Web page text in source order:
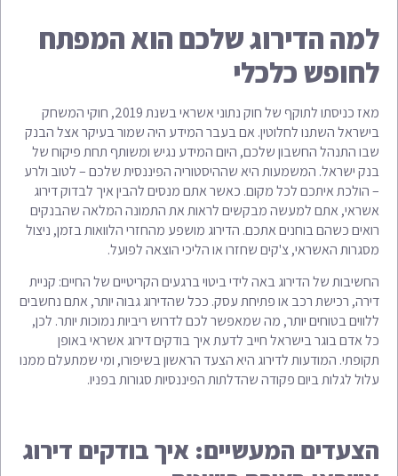
למה הדירוג שלכם הוא המפתח
לחופש כלכלי
מאז כניסתו לתוקף של חוק נתוני אשראי בשנת 2019, חוקי המשחק
בישראל השתנו לחלוטין. אם בעבר המידע היה שמור בעיקר אצל הבנק
שבו התנהל החשבון שלכם, היום המידע נגיש ומשותף תחת פיקוח של
בנק ישראל. המשמעות היא שההיסטוריה הפיננסית שלכם – לטוב ולרע
– הולכת איתכם לכל מקום. כאשר אתם מנסים להבין איך לבדוק דירוג
אשראי, אתם למעשה מבקשים לראות את התמונה המלאה שהבנקים
רואים כשהם בוחנים אתכם. הדירוג מושפע מהחזרי הלוואות בזמן, ניצול
מסגרות האשראי, צ'קים שחזרו או הליכי הוצאה לפועל.
החשיבות של הדירוג באה לידי ביטוי ברגעים הקריטיים של החיים: קניית
דירה, רכישת רכב או פתיחת עסק. ככל שהדירוג גבוה יותר, אתם נחשבים
ללווים בטוחים יותר, מה שמאפשר לכם לדרוש ריביות נמוכות יותר. לכן,
כל אדם בוגר בישראל חייב לדעת איך בודקים דירוג אשראי באופן
תקופתי. המודעות לדירוג היא הצעד הראשון בשיפורו, ומי שמתעלם ממנו
עלול לגלות ביום פקודה שהדלתות הפיננסיות סגורות בפניו.
הצעדים המעשיים: איך בודקים דירוג